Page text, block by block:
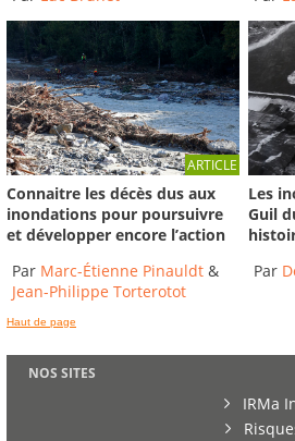
ARTICLE
Connaitre les décès dus aux
inondations pour poursuivre
et développer encore l’action
Par Marc-Étienne Pinauldt &
Jean-Philippe Torterotot
Les
Guil
Par
Haut de page
NOS SITES
IRMa